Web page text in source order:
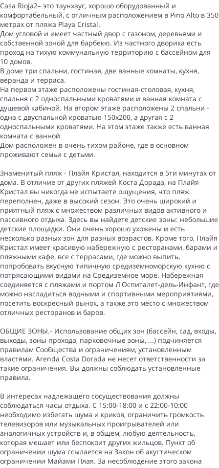
Casa Rioja2– это таунхаус, хорошо оборудованный и
комфортабельный, с отличным расположением в Pino Alto в 350
метрах от пляжа Playa Cristal.
Дом угловой и имеет частный двор с газоном, деревьями и
собственной зоной для барбекю. Из частного дворика есть
проход на тихую коммунальную территорию с бассейном для
10 домов.
В доме три спальни, гостиная, две ванные комнаты, кухня,
веранда и терраса.
На первом этаже расположены гостиная-столовая, кухня,
спальня с 2 односпальными кроватями и ванная комната с
душевой кабиной. На втором этаже расположены 2 спальни -
одна с двуспальной кроватью 150x200, а другая с 2
односпальными кроватями. На этом этаже также есть ванная
комната с ванной.
Дом расположен в очень тихом районе, где в основном
проживают семьи с детьми.
Знаменитый пляж - Плайя Кристал, находится в 5ти минутах от
дома. В отличие от других пляжей Коста Дорада, на Плайя
Кристал вы никогда не испытаете ощущения, что пляж
переполнен, даже в высокий сезон. Это очень широкий и
приятный пляж с множеством различных видов активного и
пассивного отдыха. Здесь вы найдете детские зоны: небольшие
детские площадки. Они очень хорошо ухожены и есть
несколько разных зон для разных возрастов. Кроме того, Плайя
Кристал имеет красивую набережную с ресторанами, барами и
пляжными кафе, все с террасами, где можно выпить,
попробовать вкусную типичную средиземноморскую кухню с
потрясающими видами на Средиземное море. Набережная
соединяется с пляжами и портом Л'Оспиталет-дель-Инфант, где
можно насладиться водными и спортивными мероприятиями,
посетить воскресный рынок, а также это место с множеством
отличных ресторанов и баров.
ОБЩИЕ ЗОНЫ.- Использование общих зон (бассейн, сад, входы,
выходы, зоны прохода, парковочные зоны, ...) подчиняется
правилам Сообщества и ограничениям, установленным
властями. Arenda Costa Dorada не несет ответственности за
такие ограничения. Вы должны соблюдать установленные
правила.
В интересах надлежащего сосуществования должны
соблюдаться часы отдыха. С 15:00-18:00 и с 22:00-10:00
необходимо избегать шума и криков, ограничить громкость
телевизоров или музыкальных проигрывателей или
аналогичных устройств и, в общем, любую деятельность,
которая мешает или беспокоит других жильцов. Пункт об
ограничении шума ссылается на Закон об акустическом
ограничении Майами Плая. За несоблюдение этого закона